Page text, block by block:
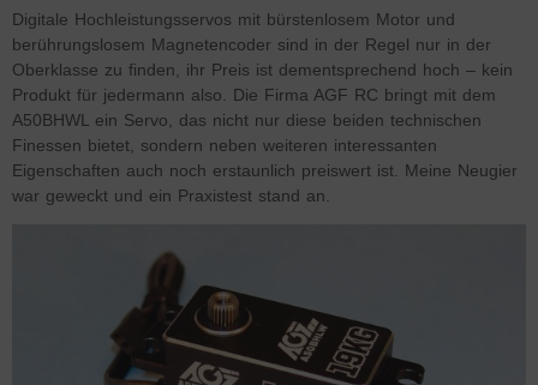
Digitale Hochleistungsservos mit bürstenlosem Motor und
berührungslosem Magnetencoder sind in der Regel nur in der
Oberklasse zu finden, ihr Preis ist dementsprechend hoch – kein
Produkt für jedermann also. Die Firma AGF RC bringt mit dem
A50BHWL ein Servo, das nicht nur diese beiden technischen
Finessen bietet, sondern neben weiteren interessanten
Eigenschaften auch noch erstaunlich preiswert ist. Meine Neugier
war geweckt und ein Praxistest stand an.